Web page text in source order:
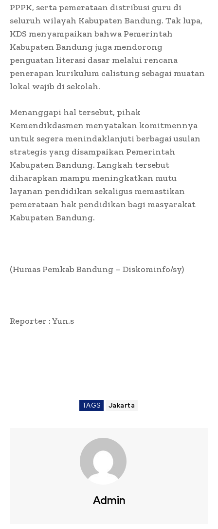
PPPK, serta pemerataan distribusi guru di
seluruh wilayah Kabupaten Bandung. Tak lupa,
KDS menyampaikan bahwa Pemerintah
Kabupaten Bandung juga mendorong
penguatan literasi dasar melalui rencana
penerapan kurikulum calistung sebagai muatan
lokal wajib di sekolah.
Menanggapi hal tersebut, pihak
Kemendikdasmen menyatakan komitmennya
untuk segera menindaklanjuti berbagai usulan
strategis yang disampaikan Pemerintah
Kabupaten Bandung. Langkah tersebut
diharapkan mampu meningkatkan mutu
layanan pendidikan sekaligus memastikan
pemerataan hak pendidikan bagi masyarakat
Kabupaten Bandung.
(Humas Pemkab Bandung – Diskominfo/sy)
Reporter : Yun.s
TAGS Jakarta
Admin